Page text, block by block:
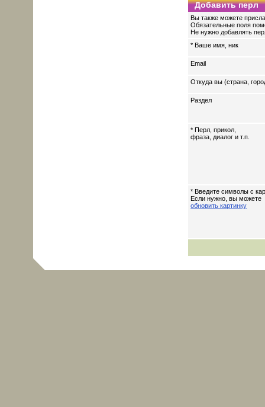
Добавить перл
Вы также можете
Обязательные поля
Не нужно добавлять
* Ваше имя, ник
Email
Откуда вы (страна,
Раздел
* Перл, прикол,
фраза, диалог и т.п.
* Введите символы с
Если нужно, вы можете
обновить картинку